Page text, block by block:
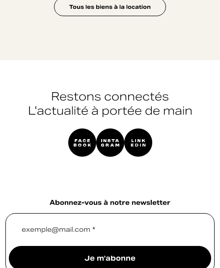
Tous les biens à la location
Restons connectés
L'actualité à portée de main
Abonnez-vous à notre newsletter
exemple@mail.com *
Je m'abonne